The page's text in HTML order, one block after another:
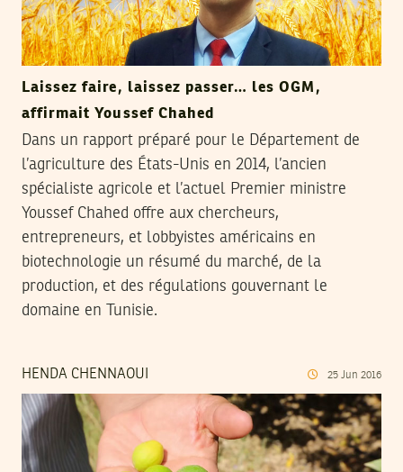
Laissez faire, laissez passer… les OGM,
affirmait Youssef Chahed
Dans un rapport préparé pour le Département de
l’agriculture des États-Unis en 2014, l’ancien
spécialiste agricole et l’actuel Premier ministre
Youssef Chahed offre aux chercheurs,
entrepreneurs, et lobbyistes américains en
biotechnologie un résumé du marché, de la
production, et des régulations gouvernant le
domaine en Tunisie.
HENDA CHENNAOUI 25 Jun 2016